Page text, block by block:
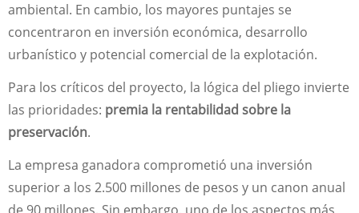
ambiental. En cambio, los mayores puntajes se
concentraron en inversión económica, desarrollo
urbanístico y potencial comercial de la explotación.
Para los críticos del proyecto, la lógica del pliego invierte
las prioridades: premia la rentabilidad sobre la
preservación.
La empresa ganadora comprometió una inversión
superior a los 2.500 millones de pesos y un canon anual